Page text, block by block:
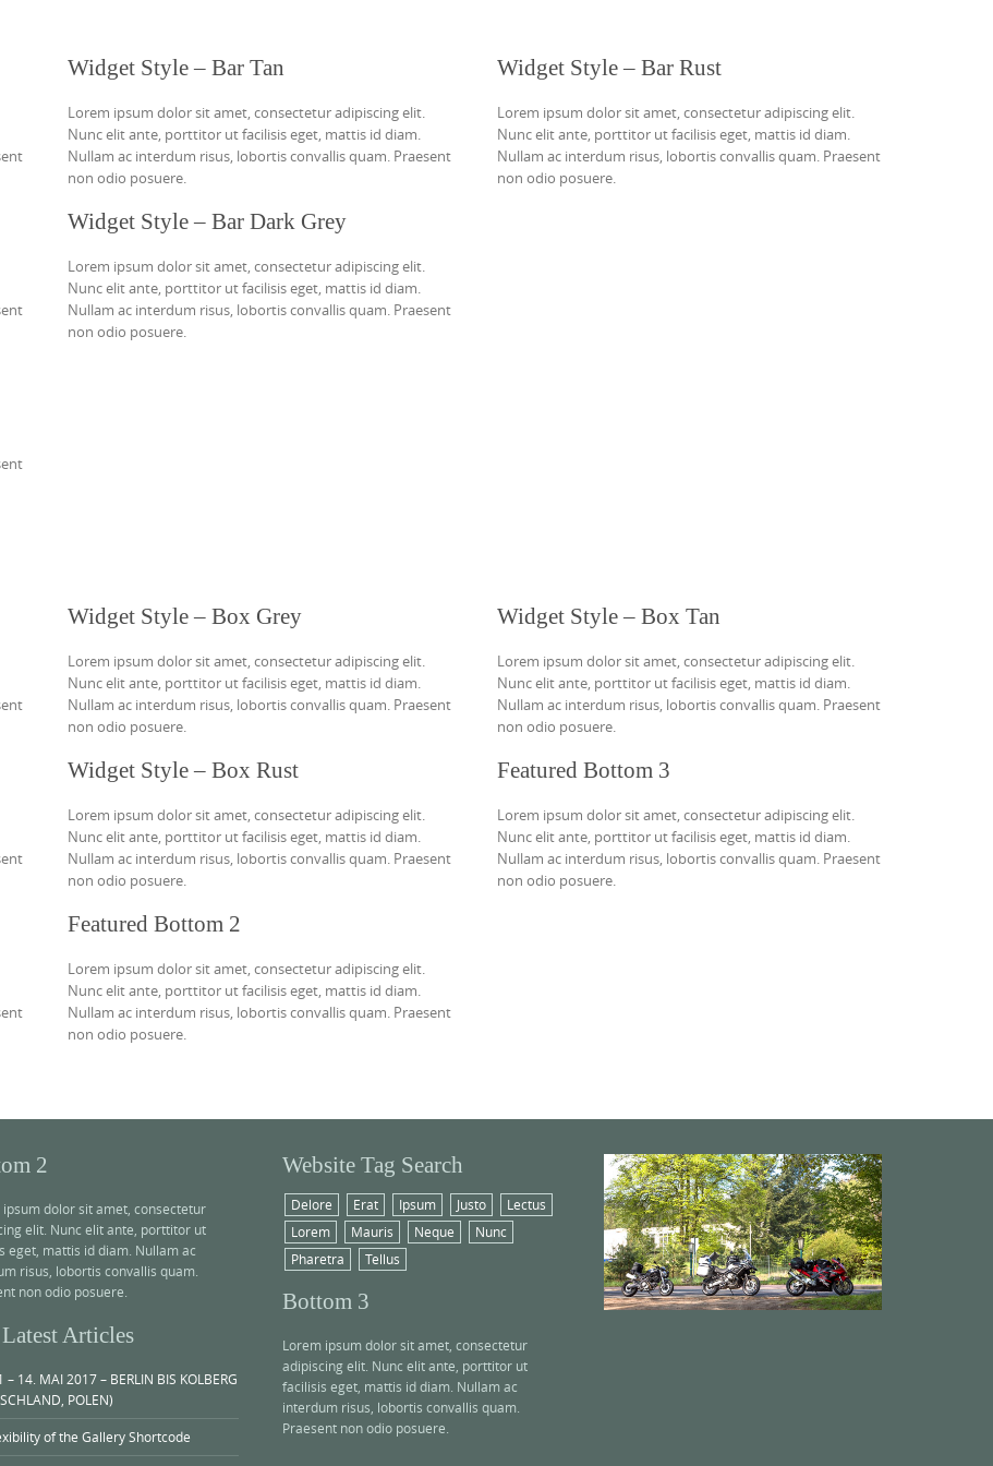
Widget Style – Bar Tan
Lorem ipsum dolor sit amet, consectetur adipiscing elit.
Nunc elit ante, porttitor ut facilisis eget, mattis id diam.
Nullam ac interdum risus, lobortis convallis quam. Praesent
non odio posuere.
Widget Style – Bar Dark Grey
Lorem ipsum dolor sit amet, consectetur adipiscing elit.
Nunc elit ante, porttitor ut facilisis eget, mattis id diam.
Nullam ac interdum risus, lobortis convallis quam. Praesent
non odio posuere.
Widget Style – Bar Rust
Lorem ipsum dolor sit amet, consectetur adipiscing elit.
Nunc elit ante, porttitor ut facilisis eget, mattis id diam.
Nullam ac interdum risus, lobortis convallis quam. Praesent
non odio posuere.
Widget Style – Box Grey
Lorem ipsum dolor sit amet, consectetur adipiscing elit.
Nunc elit ante, porttitor ut facilisis eget, mattis id diam.
Nullam ac interdum risus, lobortis convallis quam. Praesent
non odio posuere.
Widget Style – Box Rust
Lorem ipsum dolor sit amet, consectetur adipiscing elit.
Nunc elit ante, porttitor ut facilisis eget, mattis id diam.
Nullam ac interdum risus, lobortis convallis quam. Praesent
non odio posuere.
Featured Bottom 2
Lorem ipsum dolor sit amet, consectetur adipiscing elit.
Nunc elit ante, porttitor ut facilisis eget, mattis id diam.
Nullam ac interdum risus, lobortis convallis quam. Praesent
non odio posuere.
Widget Style – Box Tan
Lorem ipsum dolor sit amet, consectetur adipiscing elit.
Nunc elit ante, porttitor ut facilisis eget, mattis id diam.
Nullam ac interdum risus, lobortis convallis quam. Praesent
non odio posuere.
Featured Bottom 3
Lorem ipsum dolor sit amet, consectetur adipiscing elit.
Nunc elit ante, porttitor ut facilisis eget, mattis id diam.
Nullam ac interdum risus, lobortis convallis quam. Praesent
non odio posuere.
2
ipsum dolor sit amet, consectetur
elit. Nunc elit ante, porttitor ut
eget, mattis id diam. Nullam ac
risus, lobortis convallis quam.
non odio posuere.
Articles
– 14. MAI 2017 – BERLIN BIS KOLBERG
POLEN)
of the Gallery Shortcode
Website Tag Search
Delore Erat Ipsum Justo
Lectus
Lorem
Mauris Neque
Nunc
Pharetra
Tellus
Bottom 3
Lorem ipsum dolor sit amet, consectetur
adipiscing elit. Nunc elit ante, porttitor ut
facilisis eget, mattis id diam. Nullam ac
interdum risus, lobortis convallis quam.
Praesent non odio posuere.